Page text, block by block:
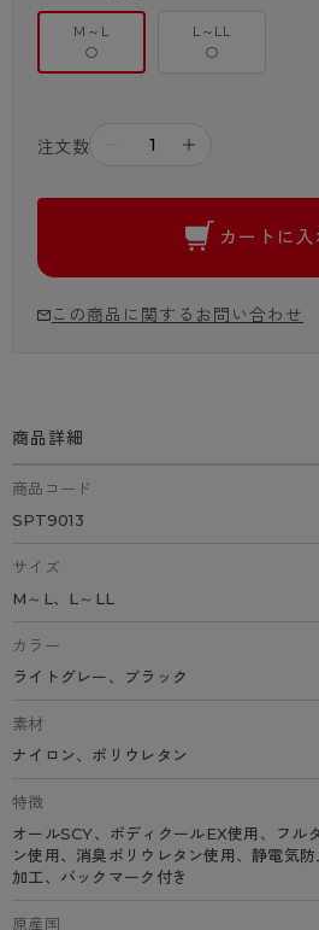
M～L
○
L～LL
○
注文数 ＋
カートに入
この商品に関するお問い合わせ
商品詳細
商品コード
SPT9013
サイズ
M～L、L～LL
カラー
ライトグレー、ブラック
素材
ナイロン、ポリウレタン
特徴
オールSCY、ボディクールEX使用、フル
ン使用、消臭ポリウレタン使用、静電気
加工、バックマーク付き
原産国